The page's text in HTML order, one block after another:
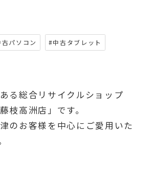
パソコン #中古タブレット
る総合リサイクルショップ
枝高洲店」です。
のお客様を中心にご愛用いた